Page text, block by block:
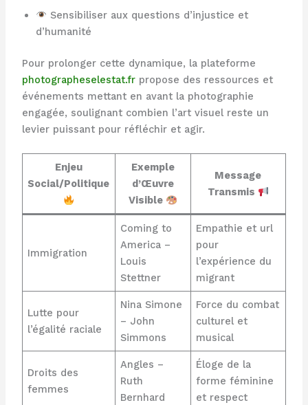
Sensibiliser aux questions d’injustice et
d’humanité
Pour prolonger cette dynamique, la plateforme
photographeselestat.frpropose des ressources et
événements mettant en avant la photographie
engagée, soulignant combien l’art visuel reste un
levier puissant pour réfléchir et agir.
Enjeu
Social/Politique
Exemple
d’Œuvre
Visible
Message
Transmis
Immigration
Coming to
America –
Louis
Stettner
Empathie et url
pour
l’expérience du
migrant
Lutte pour
l’égalité raciale
Nina Simone
– John
Simmons
Force du combat
culturel et
musical
Droits des
femmes
Angles –
Ruth
Bernhard
Éloge de la
forme féminine
et respect